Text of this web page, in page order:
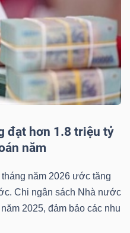
đạt hơn 1.8 triệu tỷ
năm
năm 2026 ước tăng
Chi ngân sách Nhà nước
2025, đảm bảo các nhu